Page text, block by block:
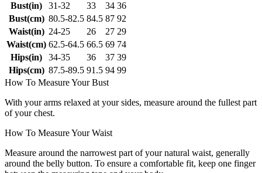
Bust(in)
31-32 33 34 36
Bust(cm) 80.5-82.5 84.5 87 92
Waist(in) 24-25 26 27 29
Waist(cm) 62.5-64.5 66.5 69 74
Hips(in)
34-35 36 37 39
Hips(cm) 87.5-89.5 91.5 94 99
How To Measure Your Bust
With your arms relaxed at your sides, measure around the fullest part
of your chest.
How To Measure Your Waist
Measure around the narrowest part of your natural waist, generally
around the belly button. To ensure a comfortable fit, keep one finger